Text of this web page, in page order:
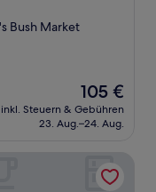
Bush Market
Der
Preis
beträgt
105 €
inkl. Steuern & Gebühren
23. Aug.–24. Aug.